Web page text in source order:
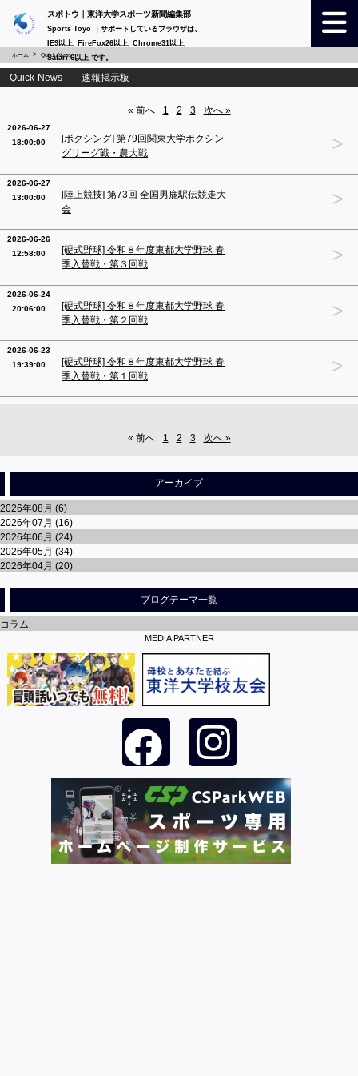
スポトウ｜東洋大学スポーツ新聞編集部
Sports Toyo ｜サポートしているブラウザは、
IE9以上, FireFox26以上, Chrome31以上,
Safari 6以上 です。
ホーム Quick-News
Quick-News 速報掲示板
« 前へ 1 2 3 次へ »
2026-06-27
18:00:00
[ボクシング] 第79回関東大学ボクシン
グリーグ戦・農大戦
>
2026-06-27
13:00:00
[陸上競技] 第73回 全国男鹿駅伝競走大
会
>
2026-06-26
12:58:00
[硬式野球] 令和８年度東都大学野球 春
季入替戦・第３回戦
>
2026-06-24
20:06:00
[硬式野球] 令和８年度東都大学野球 春
季入替戦・第２回戦
>
2026-06-23
19:39:00
[硬式野球] 令和８年度東都大学野球 春
季入替戦・第１回戦
>
« 前へ 1 2 3 次へ »
アーカイブ
2026年08月 (6)
2026年07月 (16)
2026年06月 (24)
2026年05月 (34)
2026年04月 (20)
ブログテーマ一覧
コラム
MEDIA PARTNER